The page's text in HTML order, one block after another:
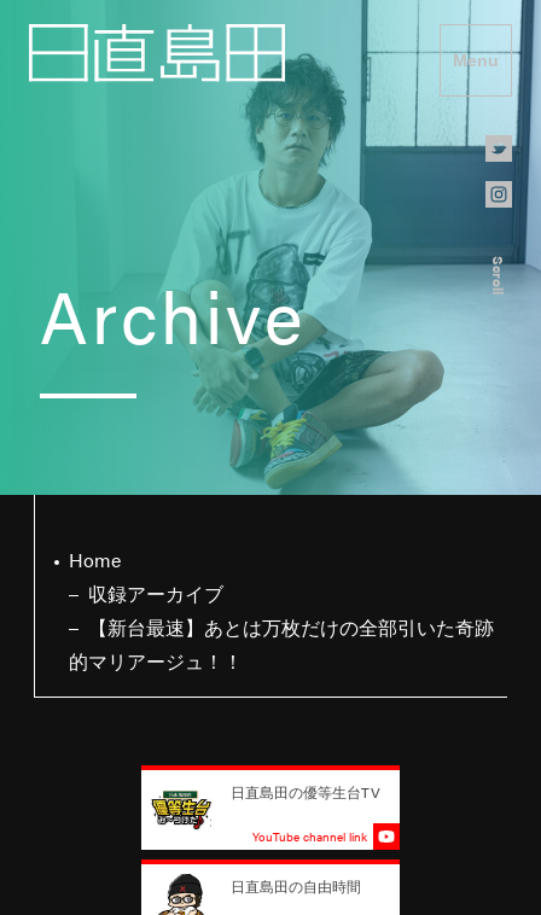
Menu
Scroll
Archive
Home
収録アーカイブ
【新台最速】あとは万枚だけの全部引いた奇跡
的マリアージュ！！
日直島田の優等生台TV
YouTube channel link
日直島田の自由時間